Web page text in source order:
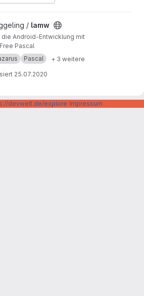
/ lamw
die Android-Entwicklung mit
Pascal
Pascal + 3 weitere
25.07.2020
devwelt.de/explore Impressum